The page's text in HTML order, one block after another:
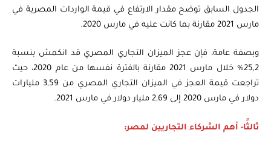
الجدول السابق توضح مقدار الارتفاع في قيمة الواردات المصرية في
مارس 2021 مقارنة بما كانت عليه في مارس 2020.
وبصفة عامة، فإن عجز الميزان التجاري المصري قد انكمش بنسبة
25,2% خلال مارس 2021 مقارنة بالفترة نفسها من عام 2020، حيث
تراجعت قيمة العجز في الميزان التجاري المصري من 3,59 مليارات
دولار في مارس 2020 إلى 2,69 مليار دولار في مارس 2021.
ثالثًا- أهم الشركاء التجاريين لمصر: